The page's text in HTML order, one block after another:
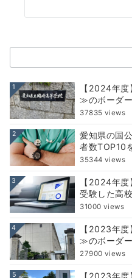
索：
1
【2024年
≫のボーダ
37835 views
2
愛知県の国
者数TOP10
35344 views
3
【2024年
受験した高
31000 views
4
【2023年
≫のボーダ
27900 views
5